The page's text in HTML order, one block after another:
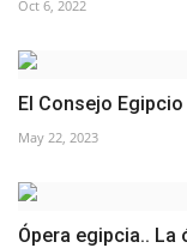
Oct 6, 2022
El Consejo
May 22, 2023
Ópera egipcia.. La